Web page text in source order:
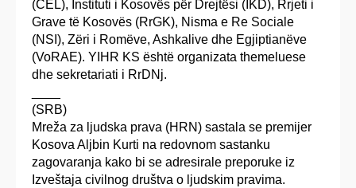
(CEL), Instituti i Kosovës për Drejtësi (IKD), Rrjeti i
Grave të Kosovës (RrGK), Nisma e Re Sociale
(NSI), Zëri i Romëve, Ashkalive dhe Egjiptianëve
(VoRAE). YIHR KS është organizata themeluese
dhe sekretariati i RrDNj.
(SRB)
Mreža za ljudska prava (HRN) sastala se premijer
Kosova Aljbin Kurti na redovnom sastanku
zagovaranja kako bi se adresirale preporuke iz
Izveštaja civilnog društva o ljudskim pravima.